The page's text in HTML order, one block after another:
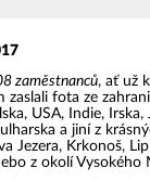
zaměstnanců, ať už
fota ze
USA, Indie, Irska,
a jiní z
Jezera, Krkonoš,
z okolí Vysokého